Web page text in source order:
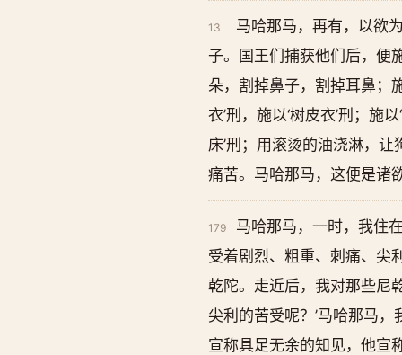
13
马哈那马，再有，以欲
子。国王们捕获他们后，便
朵，割掉鼻子，割掉耳鼻；施
衣’刑，施以‘树皮衣’刑；施
床’刑；用滚烫的油浇淋，
痛苦。马哈那马，这便是诸
179
马哈那马，一时，我住
受着剧烈、粗重、刺痛、尖
乾陀。走近后，我对那些尼
尖利的苦受呢？’马哈那马
宣称具足无余的知见，他宣